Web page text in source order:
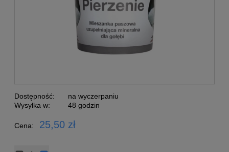
Dostępność:
na wyczerpaniu
Wysyłka w:
48 godzin
Cena: 25,50 zł